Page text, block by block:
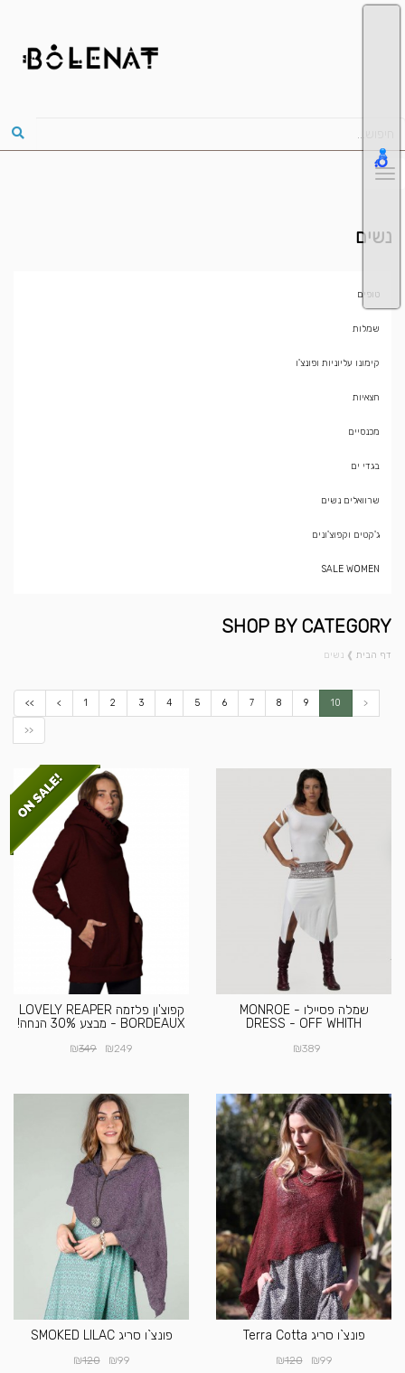
נשים
טופים
שמלות
קימונו עליוניות ופונצ'ו
חצאיות
מכנסיים
בגדי ים
שרוואלים נשים
ג'קטים וקפוצ'ונים
SALE WOMEN
SHOP BY CATEGORY
דף הבית ❱ נשים
<< < 1 2 3 4 5 6 7 8 9 10 >
>>
שמלה פסיילו - MONROE
DRESS - OFF WHITH
₪389
קפוצ'ון פלזמה LOVELY REAPER
BORDEAUX - מבצע 30% הנחה!
₪249
₪349
פונצ`ו סריג Terra Cotta
₪99
₪120
פונצ`ו סריג SMOKED LILAC
₪99
₪120